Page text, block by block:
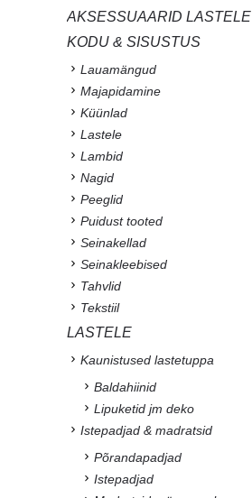
AKSESSUAARID LASTELE
KODU & SISUSTUS
Lauamängud
Majapidamine
Küünlad
Lastele
Lambid
Nagid
Peeglid
Puidust tooted
Seinakellad
Seinakleebised
Tahvlid
Tekstiil
LASTELE
Kaunistused lastetuppa
Baldahiinid
Lipuketid jm deko
Istepadjad & madratsid
Põrandapadjad
Istepadjad